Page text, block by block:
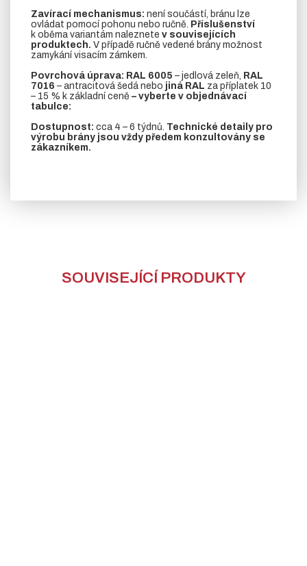
Zavírací mechanismus: není součástí, bránu lze
ovládat pomocí pohonu nebo ručně. Příslušenství
k oběma variantám naleznete v souvisejících
produktech. V případě ručně vedené brány možnost
zamykání visacím zámkem.
Povrchová úprava: RAL 6005 – jedlová zeleň, RAL
7016 – antracitová šedá nebo jiná RAL za příplatek 10
– 15 % k základní ceně – vyberte v objednávací
tabulce:
Dostupnost: cca 4 – 6 týdnů. Technické detaily pro
výrobu brány jsou vždy předem konzultovány se
zákazníkem.
SOUVISEJÍCÍ PRODUKTY